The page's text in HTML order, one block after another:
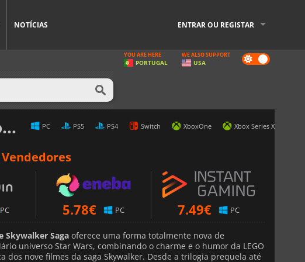
NOTÍCIAS ENTRAR OU REGISTAR
Dark
mode
YOU ARE HERE
PORTUGAL
WE ALSO SUPPORT
USA
PC PS5 PS4 Switch XboxOne Xbox Series X
PC 5.78€ PC 7.49€ PC
Skywalker Saga oferece uma forma totalmente nova de
universo Star Wars, combinando o charme e o humor da LEGO
dos nove filmes da saga Skywalker. Desde a trilogia prequela até